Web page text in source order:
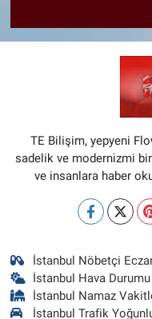
TE Bilişim, yepyeni
sadelik ve modernizmi
ve insanlara haber
İstanbul Nöbetçi
İstanbul Hava Durumu
İstanbul Namaz
İstanbul Trafik